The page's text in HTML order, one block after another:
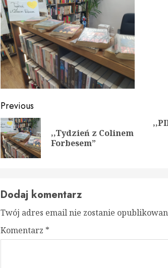
Continue
Reading
Previous
,,Tydzień z Colinem
Forbesem”
Dodaj komentarz
Twój adres email nie zostanie
Komentarz *